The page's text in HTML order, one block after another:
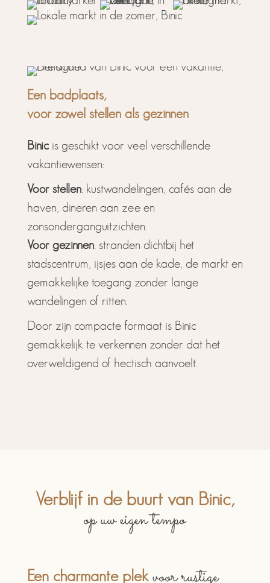
Een badplaats,
voor zowel stellen als gezinnen
Binicis geschikt voor veel verschillende
vakantiewensen:
Voor stellen: kustwandelingen, cafés aan de
haven, dineren aan zee en
zonsonderganguitzichten.
Voor gezinnen: stranden dichtbij het
stadscentrum, ijsjes aan de kade, de markt en
gemakkelijke toegang zonder lange
wandelingen of ritten.
Door zijn compacte formaat is Binic
gemakkelijk te verkennen zonder dat het
overweldigend of hectisch aanvoelt.
Verblijf in de buurt van Binic,
op uw eigen tempo
Een charmante plek